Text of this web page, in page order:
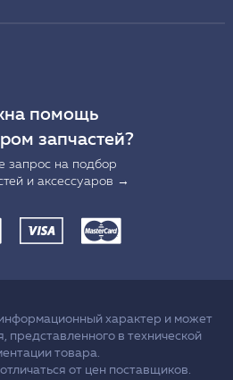
помощь
запчастей?
запрос на подбор
и аксессуаров →
характер и может
представленного в технической
товара.
от цен поставщиков.